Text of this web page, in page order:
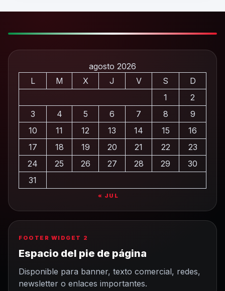
agosto 2026
L
M X J V S
D
1
2
3
4 5 6 7 8
9
10
11 12 13 14 15
16
17
18 19 20 21 22
23
24
25 26 27 28 29
30
31
« JUL
FOOTER WIDGET 2
Espacio del pie de página
Disponible para banner, texto comercial, redes,
newsletter o enlaces importantes.